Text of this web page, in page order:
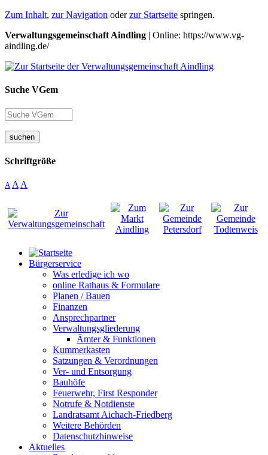
Zum Inhalt, zur Navigation oderzur Startseite springen.
Verwaltungsgemeinschaft Aindling | Online: https://www.vg-
aindling.de/
Suche VGem
suchen
Schriftgröße
A A A
Bürgerservice
Was erledige ich wo
online Rathaus & Formulare
Planen / Bauen
Finanzen
Ansprechpartner
Verwaltungsgliederung
Ämter & Funktionen
Kummerkasten
Satzungen & Verordnungen
Ver- und Entsorgung
Bauhöfe
Feuerwehr, First Responder
Notrufe & Notdienste
Landratsamt Aichach-Friedberg
Weitere Behörden
Datenschutzhinweise
Aktuelles